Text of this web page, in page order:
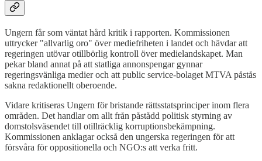
Ungern får som väntat hård kritik i rapporten. Kommissionen
uttrycker "allvarlig oro" över mediefriheten i landet och hävdar att
regeringen utövar otillbörlig kontroll över medielandskapet. Man
pekar bland annat på att statliga annonspengar gynnar
regeringsvänliga medier och att public service-bolaget MTVA påstås
sakna redaktionellt oberoende.
Vidare kritiseras Ungern för bristande rättsstatsprinciper inom flera
områden. Det handlar om allt från påstådd politisk styrning av
domstolsväsendet till otillräcklig korruptionsbekämpning.
Kommissionen anklagar också den ungerska regeringen för att
försvåra för oppositionella och NGO:s att verka fritt.